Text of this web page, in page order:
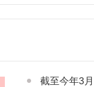
截至今年3